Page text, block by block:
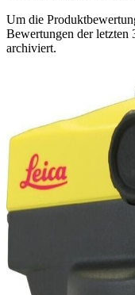
Um die
Bewertungen der letzten
archiviert.